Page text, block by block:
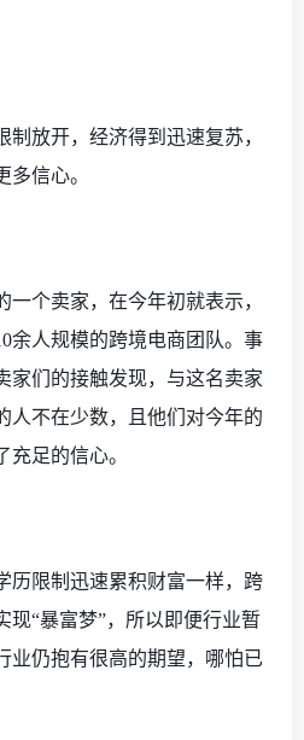
放开，经济得到迅速复苏，
多信心。
个卖家，在今年初就表示，
余人规模的跨境电商团队。事
家们的接触发现，与这名卖家
人不在少数，且他们对今年的
充足的信心。
历限制迅速累积财富一样，跨
现“暴富梦”，所以即便行业暂
业仍抱有很高的期望，哪怕已